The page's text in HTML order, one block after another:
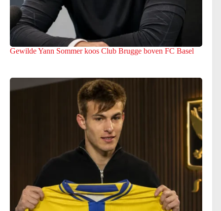
Gewilde Yann Sommer koos Club Brugge boven FC Basel